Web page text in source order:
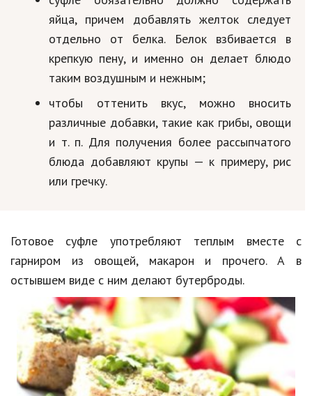
яйца, причем добавлять желток следует
отдельно от белка. Белок взбивается в
крепкую пену, и именно он делает блюдо
таким воздушным и нежным;
чтобы оттенить вкус, можно вносить
различные добавки, такие как грибы, овощи
и т. п. Для получения более рассыпчатого
блюда добавляют крупы — к примеру, рис
или гречку.
Готовое суфле употребляют теплым вместе с
гарниром из овощей, макарон и прочего. А в
остывшем виде с ним делают бутерброды.